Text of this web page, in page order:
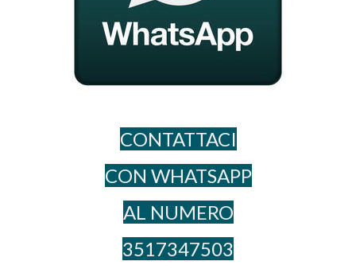
CONTATTACI
CON WHATSAPP
AL NUME​RO
3517347503